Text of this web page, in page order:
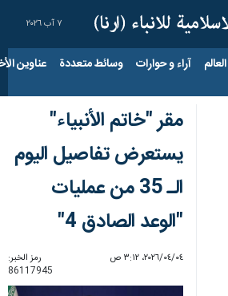
٧ آب ٢٠٢٦
العالم آراء و حوارات وسائط متعددة عناوين
مقر "خاتم الأنبياء"
يستعرض تفاصيل اليوم
الـ 35 من عمليات
"الوعد الصادق 4"
٠٤‏/٠٤‏/٢٠٢٦، ٣:١٢ ص
رمز الخبر:
86117945